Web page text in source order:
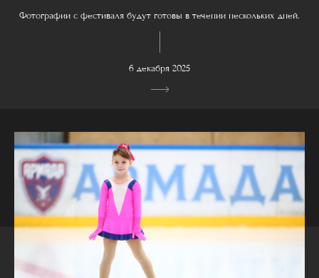
Фотографии с фестиваля будут готовы в течении нескольких дней.
6 декабря 2025